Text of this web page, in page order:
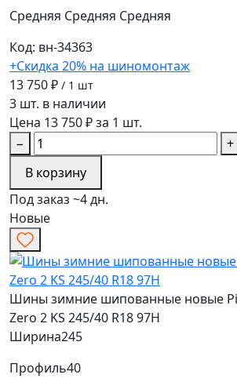
Средняя Средняя Средняя
Код: вн-34363
+Скидка 20% на шиномонтаж
13 750 ₽ / 1 шт
3 шт. в наличии
Цена 13 750 ₽ за 1 шт.
−
+
В корзину
Под заказ ~4 дн.
Новые
Шины зимние шипованные новые
Zero 2 KS 245/40 R18 97H
Ширина245
Профиль40